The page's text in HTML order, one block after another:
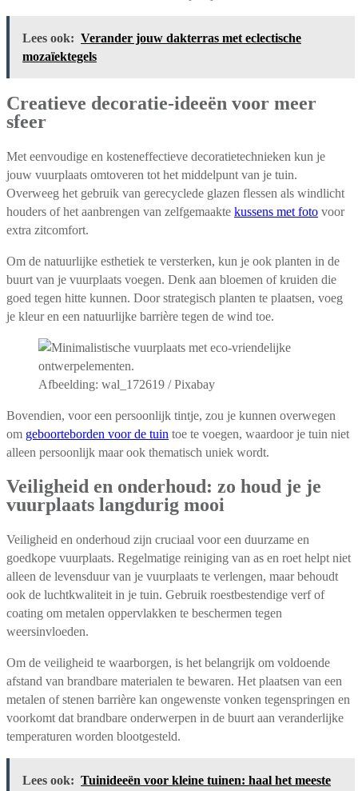
Lees ook: Verander jouw dakterras met eclectische
mozaïektegels
Creatieve decoratie-ideeën voor meer
sfeer
Met eenvoudige en kosteneffectieve decoratietechnieken kun je
jouw vuurplaats omtoveren tot het middelpunt van je tuin.
Overweeg het gebruik van gerecyclede glazen flessen als windlicht
houders of het aanbrengen van zelfgemaakte kussens met foto voor
extra zitcomfort.
Om de natuurlijke esthetiek te versterken, kun je ook planten in de
buurt van je vuurplaats voegen. Denk aan bloemen of kruiden die
goed tegen hitte kunnen. Door strategisch planten te plaatsen, voeg
je kleur en een natuurlijke barrière tegen de wind toe.
Afbeelding: wal_172619 / Pixabay
Bovendien, voor een persoonlijk tintje, zou je kunnen overwegen
om geboorteborden voor de tuin toe te voegen, waardoor je tuin niet
alleen persoonlijk maar ook thematisch uniek wordt.
Veiligheid en onderhoud: zo houd je je
vuurplaats langdurig mooi
Veiligheid en onderhoud zijn cruciaal voor een duurzame en
goedkope vuurplaats. Regelmatige reiniging van as en roet helpt niet
alleen de levensduur van je vuurplaats te verlengen, maar behoudt
ook de luchtkwaliteit in je tuin. Gebruik roestbestendige verf of
coating om metalen oppervlakken te beschermen tegen
weersinvloeden.
Om de veiligheid te waarborgen, is het belangrijk om voldoende
afstand van brandbare materialen te bewaren. Het plaatsen van een
metalen of stenen barrière kan ongewenste vonken tegenspringen en
voorkomt dat brandbare onderwerpen in de buurt aan veranderlijke
temperaturen worden blootgesteld.
Lees ook: Tuinideeën voor kleine tuinen: haal het meeste